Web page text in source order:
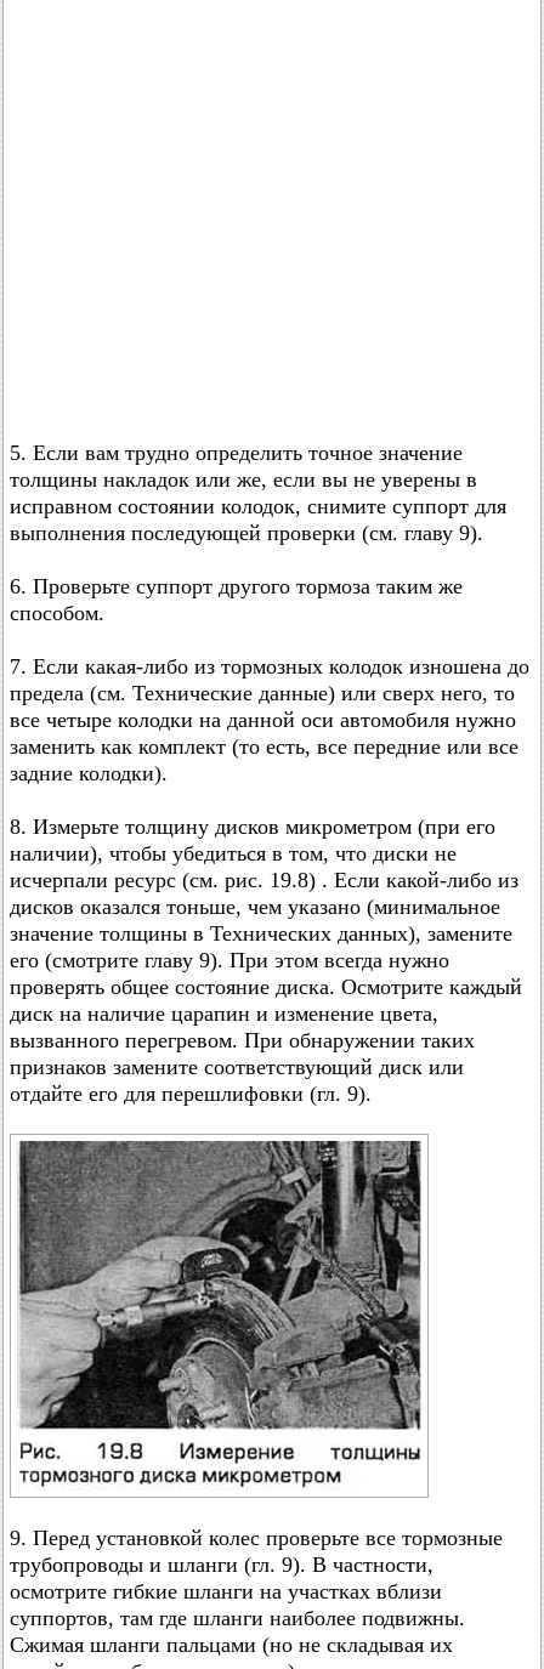
5. Если вам трудно определить точное значение
толщины накладок или же, если вы не уверены в
исправном состоянии колодок, снимите суппорт для
выполнения последующей проверки (см. главу 9).
6. Проверьте суппорт другого тормоза таким же
способом.
7. Если какая-либо из тормозных колодок изношена до
предела (см. Технические данные) или сверх него, то
все четыре колодки на данной оси автомобиля нужно
заменить как комплект (то есть, все передние или все
задние колодки).
8. Измерьте толщину дисков микрометром (при его
наличии), чтобы убедиться в том, что диски не
исчерпали ресурс (см. рис. 19.8) . Если какой-либо из
дисков оказался тоньше, чем указано (минимальное
значение толщины в Технических данных), замените
его (смотрите главу 9). При этом всегда нужно
проверять общее состояние диска. Осмотрите каждый
диск на наличие царапин и изменение цвета,
вызванного перегревом. При обнаружении таких
признаков замените соответствующий диск или
отдайте его для перешлифовки (гл. 9).
9. Перед установкой колес проверьте все тормозные
трубопроводы и шланги (гл. 9). В частности,
осмотрите гибкие шланги на участках вблизи
суппортов, там где шланги наиболее подвижны.
Сжимая шланги пальцами (но не складывая их